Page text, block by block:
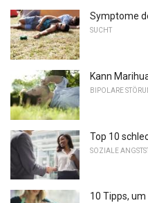
Symptome
SUCHT
Kann
BIPOLARE
Top 10
SOZIALE
10 Tipps,